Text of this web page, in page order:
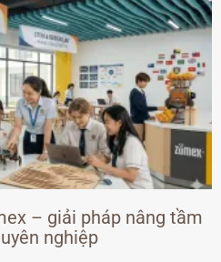
– giải pháp nâng tầm
nghiệp